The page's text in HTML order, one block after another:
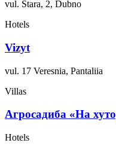
vul. Stara, 2, Dubno
Hotels
Vizyt
vul. 17 Veresnia, Pantaliia
Villas
Агросадиба «На
Hotels